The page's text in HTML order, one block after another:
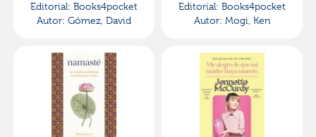
Editorial: Books4pocket
Autor: Gómez, David
Editorial: Books4pocket
Autor: Mogi, Ken